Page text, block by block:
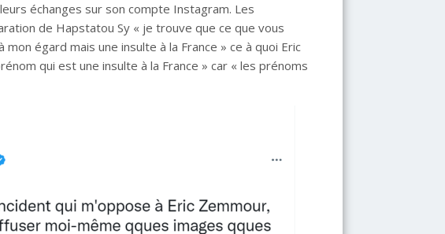
échanges sur son compte Instagram. Les
de Hapstatou Sy « je trouve que ce que vous
égard mais une insulte à la France » ce à quoi Eric
qui est une insulte à la France » car « les prénoms